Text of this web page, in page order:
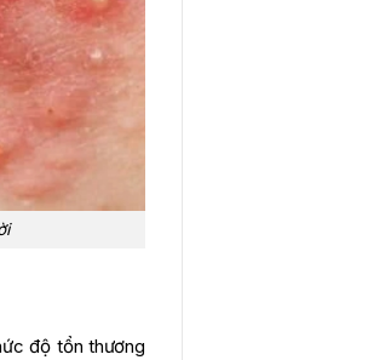
độ tổn thương